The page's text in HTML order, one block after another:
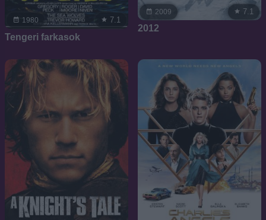
1980 7.1
Tengeri farkasok
2009 7.1
2012